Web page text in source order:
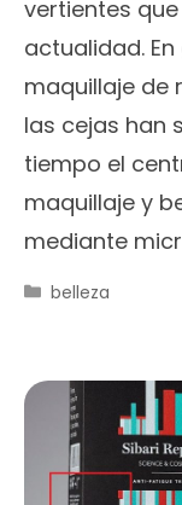
vertientes
actualidad.
maquillaje de
las cejas han
tiempo el
maquillaje y
mediante
Categorías
belleza